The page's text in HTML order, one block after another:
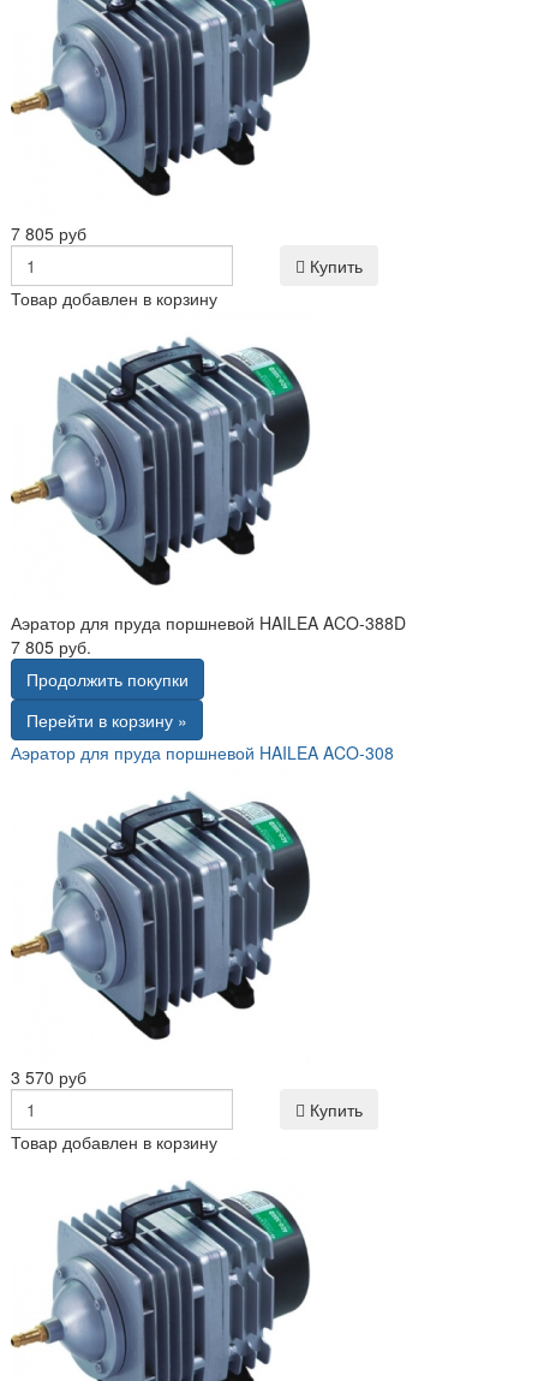
7 805 руб
Купить
Товар добавлен в корзину
Аэратор для пруда поршневой HAILEA ACO-388D
7 805 руб.
Продолжить покупки
Перейти в корзину »
Аэратор для пруда поршневой HAILEA ACO-308
3 570 руб
Купить
Товар добавлен в корзину